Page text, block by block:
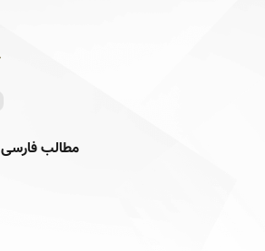
مطالب فارسی